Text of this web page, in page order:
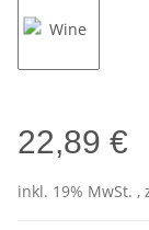
22,89 €
inkl. 19% MwSt. ,